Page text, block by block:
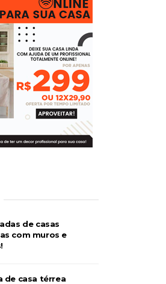
de casas
com muros e
de casa térrea